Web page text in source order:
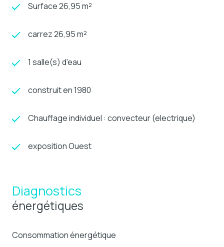
Surface 26,95 m²
carrez 26,95 m²
1 salle(s) d'eau
construit en 1980
Chauffage individuel : convecteur (electrique)
exposition Ouest
Diagnostics
énergétiques
Consommation énergétique